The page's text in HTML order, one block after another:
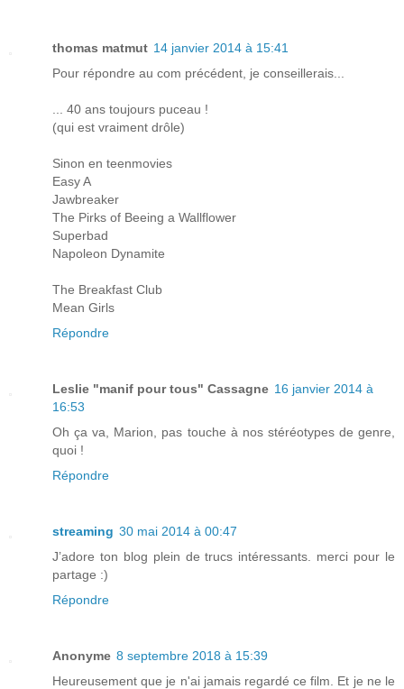
thomas matmut 14 janvier 2014 à 15:41
Pour répondre au com précédent, je conseillerais...
... 40 ans toujours puceau !
(qui est vraiment drôle)
Sinon en teenmovies
Easy A
Jawbreaker
The Pirks of Beeing a Wallflower
Superbad
Napoleon Dynamite
The Breakfast Club
Mean Girls
Répondre
Leslie "manif pour tous" Cassagne 16 janvier 2014 à
16:53
Oh ça va, Marion, pas touche à nos stéréotypes de genre,
quoi !
Répondre
streaming 30 mai 2014 à 00:47
J’adore ton blog plein de trucs intéressants. merci pour le
partage :)
Répondre
Anonyme 8 septembre 2018 à 15:39
Heureusement que je n'ai jamais regardé ce film. Et je ne le